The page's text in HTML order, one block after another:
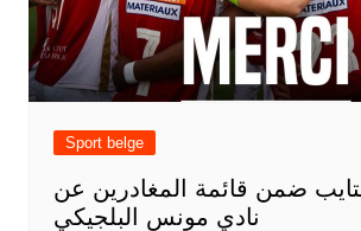
Sport belge
ضمن قائمة المغادرين عن
نادي مونس البلجيكي